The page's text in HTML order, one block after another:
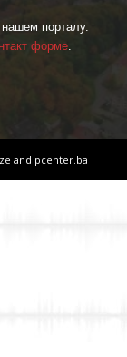
порталу.
форме.
and pcenter.ba